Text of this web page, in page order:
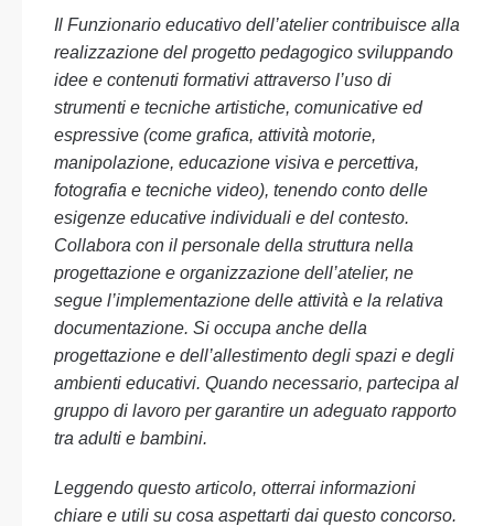
Il Funzionario educativo dell’atelier contribuisce alla
realizzazione del progetto pedagogico sviluppando
idee e contenuti formativi attraverso l’uso di
strumenti e tecniche artistiche, comunicative ed
espressive (come grafica, attività motorie,
manipolazione, educazione visiva e percettiva,
fotografia e tecniche video), tenendo conto delle
esigenze educative individuali e del contesto.
Collabora con il personale della struttura nella
progettazione e organizzazione dell’atelier, ne
segue l’implementazione delle attività e la relativa
documentazione. Si occupa anche della
progettazione e dell’allestimento degli spazi e degli
ambienti educativi. Quando necessario, partecipa al
gruppo di lavoro per garantire un adeguato rapporto
tra adulti e bambini.
Leggendo questo articolo, otterrai informazioni
chiare e utili su cosa aspettarti dai questo concorso.